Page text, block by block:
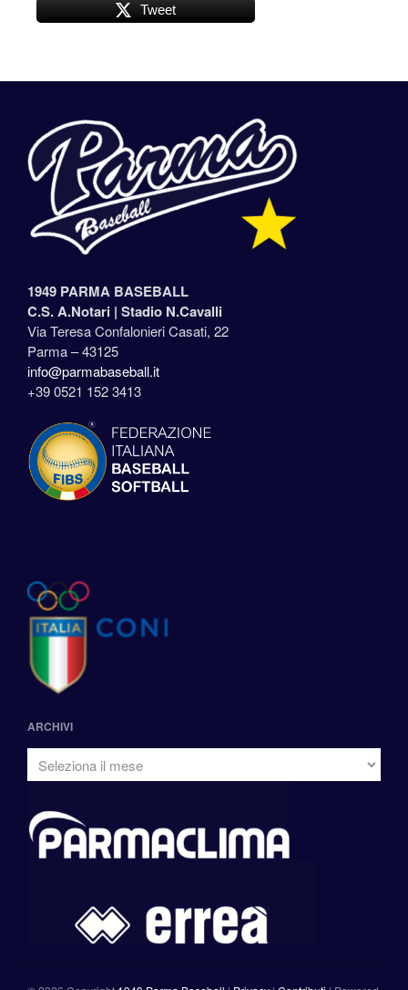
Tweet
1949 PARMA BASEBALL
C.S. A.Notari | Stadio N.Cavalli
Via Teresa Confalonieri Casati, 22
Parma – 43125
info@parmabaseball.it
+39 0521 152 3413
ARCHIVI